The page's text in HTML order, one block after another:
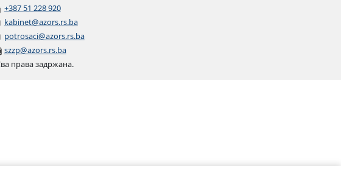
+387 51 228 920
kabinet@azors.rs.ba
potrosaci@azors.rs.ba
szzp@azors.rs.ba
права задржана.